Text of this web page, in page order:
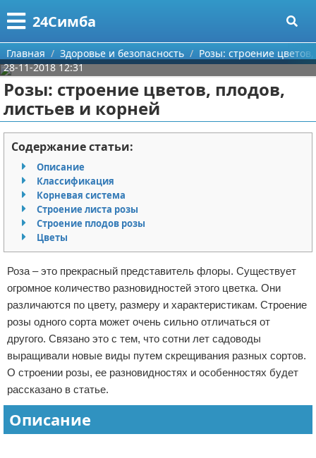
24Симба
Меню
Главная
Категории
Государство и право
Причинение вреда
Иммиграция
Здоровье и безопасность
Авторские права
Поиск
О проекте
Контакты
Сотрудничество
Размещение рекламы
Для правообладателей
Условия предоставления информации
Отказ от ответственности
Главная Здоровье и безопасность
Розы: строение
28-11-2018 12:31
Розы: строение цветов, плодов,
листьев и корней
Содержание статьи:
Описание
Классификация
Корневая система
Строение листа розы
Строение плодов розы
Цветы
Роза – это прекрасный представитель флоры. Существует
огромное количество разновидностей этого цветка. Они
различаются по цвету, размеру и характеристикам. Строение
розы одного сорта может очень сильно отличаться от
другого. Связано это с тем, что сотни лет садоводы
выращивали новые виды путем скрещивания разных сортов.
О строении розы, ее разновидностях и особенностях будет
рассказано в статье.
Описание